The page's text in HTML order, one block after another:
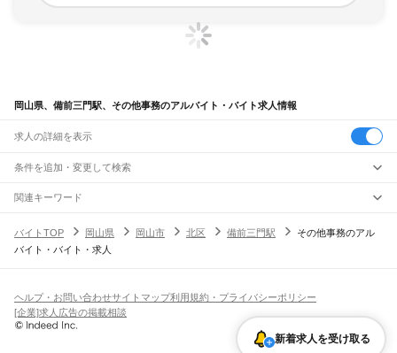
岡山県、備前三門駅、その他事務のアルバイト・バイト求人情報
求人の詳細を表示
条件を追加・変更して検索
市区町村を追加・変更
岡山県すべて
岡山市 すべて
真庭市美作市浅口市和気郡都窪郡浅口郡小田郡真庭郡苫田郡勝田郡
久米郡加賀郡
駅を追加・変更
JR山陽本線(岡山～三原)
岡山駅北長瀬駅庭瀬駅中庄駅 新倉敷駅金光駅鴨方駅里庄駅笠岡駅
職種を追加・変更
飲食・フードサービスすべて
ホールスタッフキッチンスタッフ
パン屋（ベーカリー）
バー（BAR）・バーテンダー
飲食店（店長・マネージャー）
人気
日払いOK高校生歓迎 髪型・髪色自由
留学生・外国人活躍中
雇用形態を追加・変更
関連キーワード
バイトTOP
岡山県 岡山市 北区 備前三門駅
その他事務のアル
バイト・バイト・求人
新着求人を受け取る
ヘルプ・お問い合わせサイトマップ利用規約・プライバシーポリシー
[企業]求人広告の掲載相談